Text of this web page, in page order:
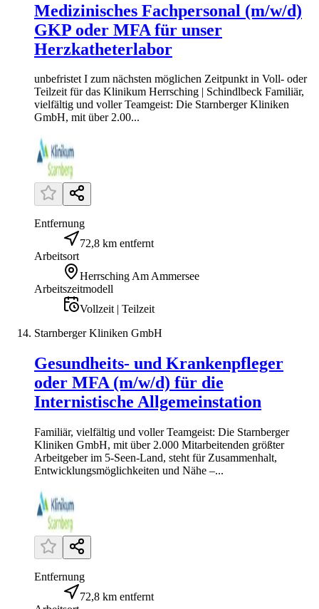
Medizinisches Fachpersonal (m/w/d)
GKP oder MFA für unser
Herzkatheterlabor
unbefristet I zum nächsten möglichen Zeitpunkt in Voll- oder
Teilzeit für das Klinikum Herrsching | Schindlbeck Familiär,
vielfältig und voller Teamgeist: Die Starnberger Kliniken
GmbH, mit über 2.00...
Entfernung
72,8 km entfernt
Arbeitsort
Herrsching Am Ammersee
Arbeitszeitmodell
Vollzeit | Teilzeit
Starnberger Kliniken GmbH
Gesundheits- und Krankenpfleger
oder MFA (m/w/d) für die
Internistische Allgemeinstation
Familiär, vielfältig und voller Teamgeist: Die Starnberger
Kliniken GmbH, mit über 2.000 Mitarbeitenden größter
Arbeitgeber im 5-Seen-Land, steht für Zusammenhalt,
Entwicklungsmöglichkeiten und Nähe –...
Entfernung
72,8 km entfernt